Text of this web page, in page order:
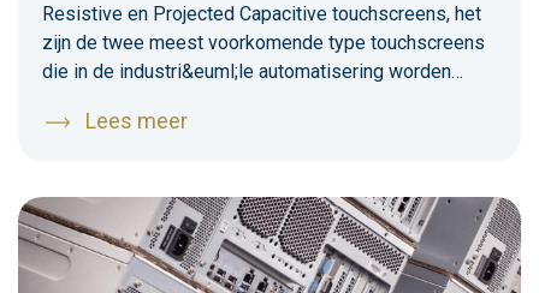
Resistive en Projected Capacitive touchscreens, het
zijn de twee meest voorkomende type touchscreens
die in de industri&euml;le automatisering worden
tussen deze twee vormen? En waar worden ze het
Lees meer